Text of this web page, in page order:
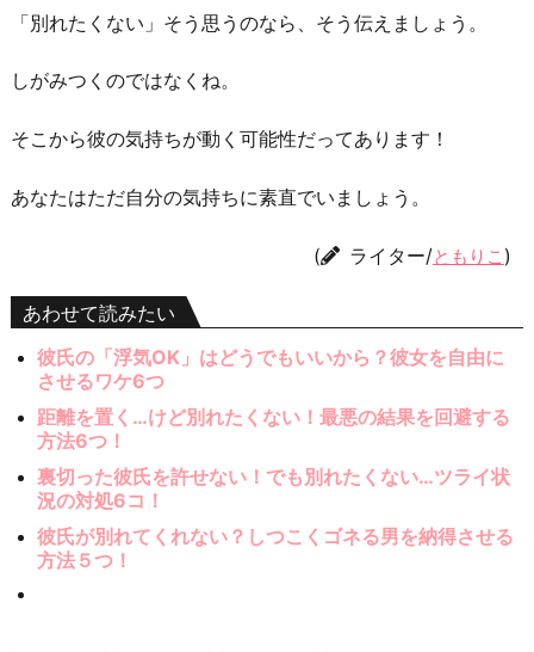
「別れたくない」そう思うのなら、そう伝えましょう。
しがみつくのではなくね。
そこから彼の気持ちが動く可能性だってあります！
あなたはただ自分の気持ちに素直でいましょう。
( ライター/ともりこ )
あわせて読みたい
彼氏の「浮気OK」はどうでもいいから？彼女を自由に
させるワケ6つ
距離を置く…けど別れたくない！最悪の結果を回避する
方法6つ！
裏切った彼氏を許せない！でも別れたくない…ツライ状
況の対処6コ！
彼氏が別れてくれない？しつこくゴネる男を納得させる
方法５つ！